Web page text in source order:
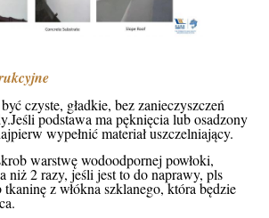
czyste, gładkie, bez zanieczyszczeń
podstawa ma pęknięcia lub osadzony
wypełnić materiał uszczelniający.
warstwę wodoodpornej powłoki,
niż 2 razy, jeśli jest to do naprawy, pls
z włókna szklanego, która będzie